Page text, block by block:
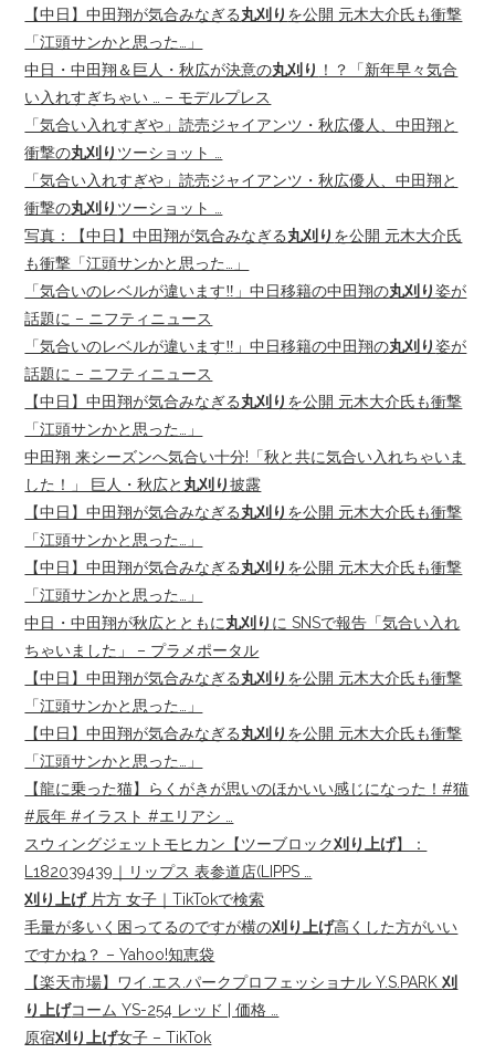
【中日】中田翔が気合みなぎる丸刈り を公開 元木大介氏も衝撃
「江頭サンかと思った…」
中日・中田翔＆巨人・秋広が決意の丸刈り ！？「新年早々気合
い入れすぎちゃい … – モデルプレス
「気合い入れすぎや」読売ジャイアンツ・秋広優人、中田翔と
衝撃の丸刈り ツーショット …
「気合い入れすぎや」読売ジャイアンツ・秋広優人、中田翔と
衝撃の丸刈り ツーショット …
写真：【中日】中田翔が気合みなぎる丸刈り を公開 元木大介氏
も衝撃「江頭サンかと思った…」
「気合いのレベルが違います‼️」中日移籍の中田翔の丸刈り姿が
話題に – ニフティニュース
「気合いのレベルが違います‼️」中日移籍の中田翔の丸刈り姿が
話題に – ニフティニュース
【中日】中田翔が気合みなぎる丸刈り を公開 元木大介氏も衝撃
「江頭サンかと思った…」
中田翔 来シーズンへ気合い十分!「秋と共に気合い入れちゃいま
した！」 巨人・秋広と 丸刈り披露
【中日】中田翔が気合みなぎる丸刈り を公開 元木大介氏も衝撃
「江頭サンかと思った…」
【中日】中田翔が気合みなぎる丸刈り を公開 元木大介氏も衝撃
「江頭サンかと思った…」
中日・中田翔が秋広とともに丸刈り に SNSで報告「気合い入れ
ちゃいました」 – プラメポータル
【中日】中田翔が気合みなぎる丸刈り を公開 元木大介氏も衝撃
「江頭サンかと思った…」
【中日】中田翔が気合みなぎる丸刈り を公開 元木大介氏も衝撃
「江頭サンかと思った…」
【龍に乗った猫】らくがきが思いのほかいい感じになった！#猫
#辰年 #イラスト #エリアシ …
スウィングジェットモヒカン【ツーブロック刈り上げ】：
L182039439｜リップス 表参道店(LIPPS …
刈り上げ片方 女子｜TikTokで検索
毛量が多いく困ってるのですが横の刈り上げ高くした方がいい
ですかね？ – Yahoo!知恵袋
【楽天市場】ワイ.エス.パークプロフェッショナル Y.S.PARK刈
り上げコーム YS-254 レッド | 価格 …
原宿刈り上げ女子 – TikTok